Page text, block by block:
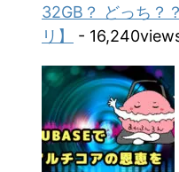
32GB？ どっち？
リ】
-